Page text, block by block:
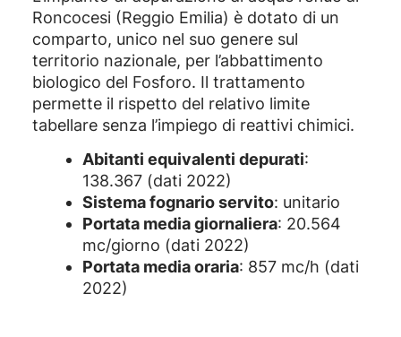
Roncocesi (Reggio Emilia) è dotato di un
comparto, unico nel suo genere sul
territorio nazionale, per l’abbattimento
biologico del Fosforo. Il trattamento
permette il rispetto del relativo limite
tabellare senza l’impiego di reattivi chimici.
Abitanti equivalenti depurati:
138.367 (dati 2022)
Sistema fognario servito: unitario
Portata media giornaliera: 20.564
mc/giorno (dati 2022)
Portata media oraria: 857 mc/h (dati
2022)